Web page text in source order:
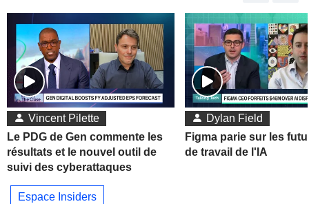
Vincent Pilette
Le PDG de Gen commente les
résultats et le nouvel outil de
suivi des cyberattaques
Dylan Field
Figma parie sur les
de travail de l'IA
Espace Insiders